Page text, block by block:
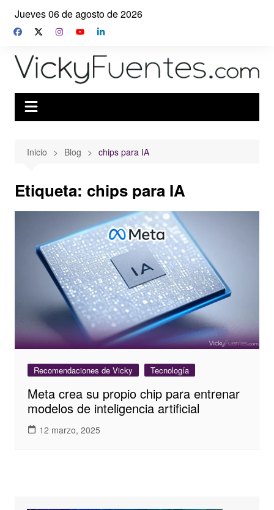
Saltar
contenido
Jueves 06 de agosto de 2026
Inicio Blog chips para IA
Etiqueta: chips para IA
Recomendaciones de Vicky Tecnología
Meta crea su propio chip para entrenar
modelos de inteligencia artificial
12 marzo, 2025